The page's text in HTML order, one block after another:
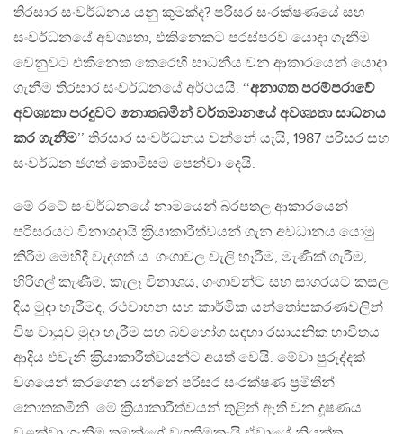
තිරසාර සංවර්ධනය යනු කුමක්ද? පරිසර සංරක්ෂණයේ සහ
සංවර්ධනයේ අවශ්‍යතා, එකිනෙකට පරස්පරව යොදා ගැනීම
වෙනුවට එකිනෙක කෙරෙහි සාධනීය වන ආකාරයෙන් යොදා
ගැනීම තිරසාර සංවර්ධනයේ අර්ථයයි. ‘‘අනාගත පරම්පරාවේ
අවශ්‍යතා පරදුවට නොතබමින් වර්තමානයේ අවශ්‍යතා සාධනය
කර ගැනීම’’ තිරසාර සංවර්ධනය වන්නේ යැයි, 1987 පරිසර සහ
සංවර්ධන ජගත් කොමිසම පෙන්වා දෙයි.
මේ රටේ සංවර්ධනයේ නාමයෙන් බරපතල ආකාරයෙන්
පරිසරයට විනාශදායි ක‍්‍රියාකාරීත්වයන් ගැන අවධානය යොමු
කිරීම මෙහිදී වැදගත් ය. ගංගාවල වැලි හෑරීම, මැණික් ගැරීම,
හිරිගල් කැණීම, කැලෑ විනාශය, ගංගාවන්ට සහ සාගරයට කසල
දිය මුදා හැරීමද, රථවාහන සහ කාර්මික යන්තෝපකරණවලින්
විෂ වායුව මුදා හැරීම සහ බවභෝග සඳහා රසායනික භාවිතය
ආදිය එවැනි ක‍්‍රියාකාරීත්වයන්ට අයත් වෙයි. මේවා පුරුද්දක්
වශයෙන් කරගෙන යන්නේ පරිසර සංරක්ෂණ ප‍්‍රමිතීන්
නොතකමිනි. මේ ක‍්‍රියාකාරීත්වයන් තුළින් ඇති වන දූෂණය